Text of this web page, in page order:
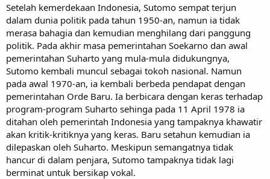
Setelah kemerdekaan Indonesia, Sutomo sempat terjun
dalam dunia politik pada tahun 1950-an, namun ia tidak
merasa bahagia dan kemudian menghilang dari panggung
politik. Pada akhir masa pemerintahan Soekarno dan awal
pemerintahan Suharto yang mula-mula didukungnya,
Sutomo kembali muncul sebagai tokoh nasional. Namun
pada awal 1970-an, ia kembali berbeda pendapat dengan
pemerintahan Orde Baru. Ia berbicara dengan keras terhadap
program-program Suharto sehinga pada 11 April 1978 ia
ditahan oleh pemerintah Indonesia yang tampaknya khawatir
akan kritik-kritiknya yang keras. Baru setahun kemudian ia
dilepaskan oleh Suharto. Meskipun semangatnya tidak
hancur di dalam penjara, Sutomo tampaknya tidak lagi
berminat untuk bersikap vokal.